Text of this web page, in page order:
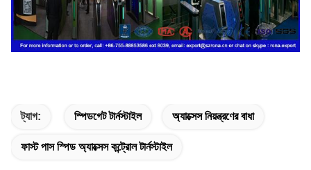
ট্যাগ: স্পিডগেট টার্নস্টাইল অ্যাক্সেস নিয়ন্ত্রণের বাধা
ফাস্ট পাস স্পিড অ্যাক্সেস কন্ট্রোল টার্নস্টাইল